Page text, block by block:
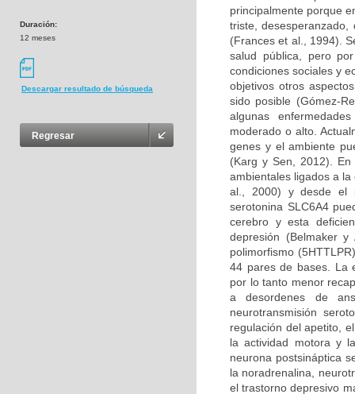
Duración:
12 meses
Descargar resultado de búsqueda
Regresar
principalmente porque
triste,
(Frances et al., 1994).
salud pública, pero
condiciones sociales y
objetivos otros
sido posible (Gómez-
algunas
moderado o alto.
genes y el ambiente
(Karg y Sen, 2012).
ambientales ligados a
al., 2000) y desde el
serotonina SLC6A4
cerebro y esta
depresión (Belmaker
polimorfismo
44 pares de bases. La
por lo tanto menor
a desordenes de
neurotransmisión
regulación del apetito,
la actividad motora y
neurona postsináptica
la noradrenalina,
el trastorno depresivo